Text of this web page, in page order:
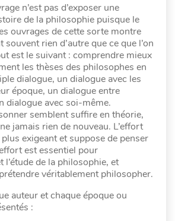
n’est pas d’exposer une
de la philosophie puisque le
ouvrages de cette sorte montre
souvent rien d’autre que ce que l’on
est le suivant : comprendre mieux
les thèses des philosophes en
dialogue, un dialogue avec les
époque, un dialogue entre
dialogue avec soi-même.
semblent suffire en théorie,
jamais rien de nouveau. L’effort
exigeant et suppose de penser
est essentiel pour
l’étude de la philosophie, et
véritablement philosopher.
auteur et chaque époque ou
: